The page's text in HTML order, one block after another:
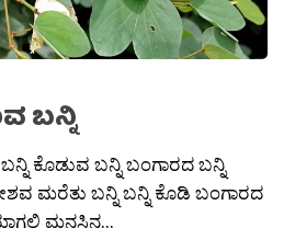
ಬನ್ನಿ
ಕೊಡುವ ಬನ್ನಿ ಬಂಗಾರದ ಬನ್ನಿ
ಮರೆತು ಬನ್ನಿ ಬನ್ನಿ ಕೊಡಿ ಬಂಗಾರದ
ಮನಸಿನ...